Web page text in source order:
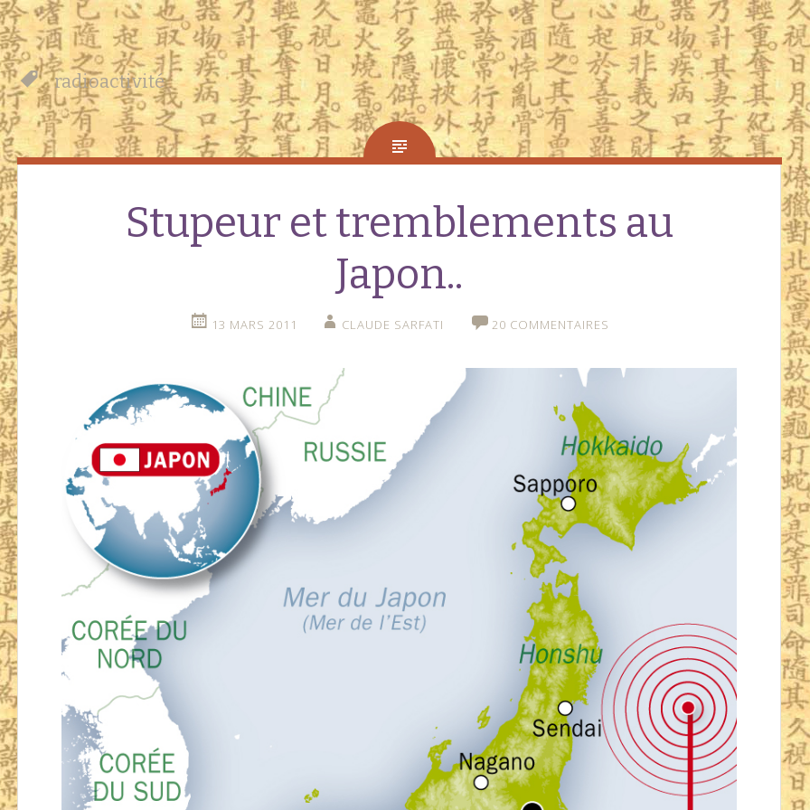
radioactivité
Stupeur et tremblements au
Japon..
13 MARS 2011 CLAUDE SARFATI 20 COMMENTAIRES